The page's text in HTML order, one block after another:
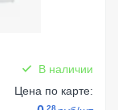
В наличии
Цена по карте:
28